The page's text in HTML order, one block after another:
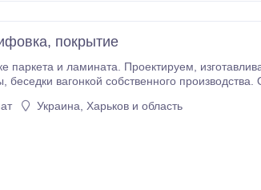
покрытие
изготавливаем и производим установку деревянных
Украина, Харьков и область